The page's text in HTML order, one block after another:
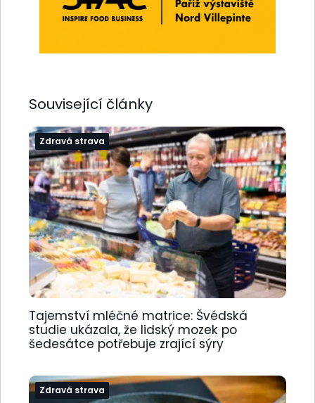
Související články
Zdravá strava
Tajemství mléčné matrice: Švédská
studie ukázala, že lidský mozek po
šedesátce potřebuje zrající sýry
Zdravá strava